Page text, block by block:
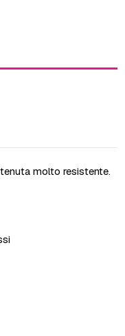
molto resistente.